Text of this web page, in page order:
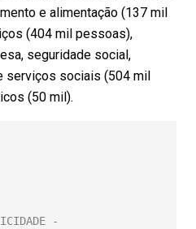
e alimentação (137 mil
(404 mil pessoas),
seguridade social,
serviços sociais (504 mil
(50 mil).